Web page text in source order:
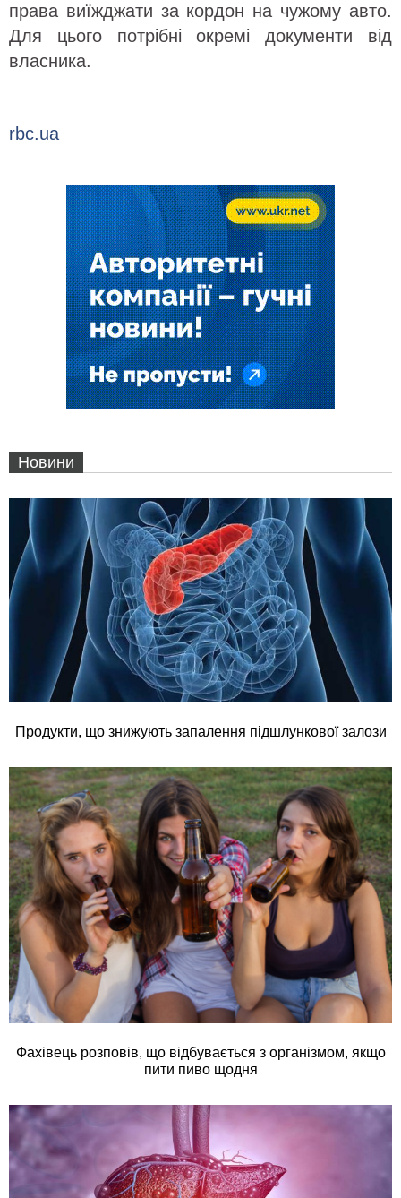
права виїжджати за кордон на чужому авто.
Для цього потрібні окремі документи від
власника.
rbc.ua
Новини
Продукти, що знижують запалення підшлункової залози
Фахівець розповів, що відбувається з організмом, якщо
пити пиво щодня